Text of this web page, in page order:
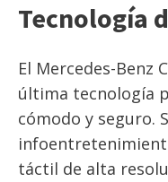
Tecnología
El Mercedes-Benz
última tecnología
cómodo y seguro.
táctil de alta